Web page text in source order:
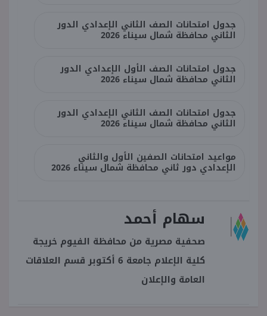
جدول امتحانات الصف الثاني الإعدادي الدور
الثاني محافظة شمال سيناء 2026
جدول امتحانات الصف الأول الإعدادي الدور
الثاني محافظة شمال سيناء 2026
جدول امتحانات الصف الثاني الإعدادي الدور
الثاني محافظة شمال سيناء 2026
مواعيد امتحانات الصفين الأول والثاني
الإعدادي دور ثاني محافظة شمال سيناء 2026
سهام أحمد
صحفية مصرية من محافظة الفيوم خريجة
كلية الإعلام جامعة 6 أكتوبر قسم العلاقات
العامة والإعلان